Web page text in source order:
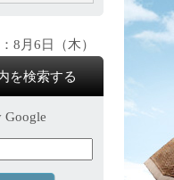
8月6日（木）
を検索する
Google